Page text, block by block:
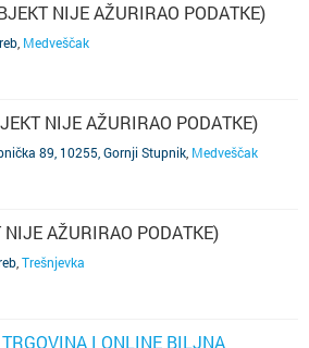
NIJE AŽURIRAO PODATKE)
Medveščak
NIJE AŽURIRAO PODATKE)
89, 10255, Gornji Stupnik Medveščak
NIJE AŽURIRAO PODATKE)
Trešnjevka
I ONLINE BILJNA